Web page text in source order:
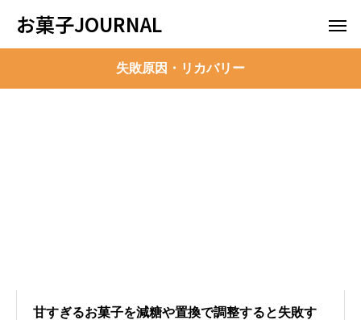
お菓子JOURNAL
失敗原因・リカバリー
甘すぎるお菓子を減糖や置換で調整すると失敗す